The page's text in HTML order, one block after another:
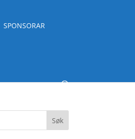
SPONSORAR